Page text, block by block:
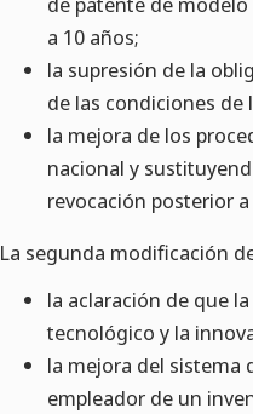
a 10 años;
la supresión de la
de las condiciones de
la mejora de los
nacional y
revocación posterior
La segunda modificación
la aclaración de que
tecnológico y la
la mejora del sistema
empleador de un